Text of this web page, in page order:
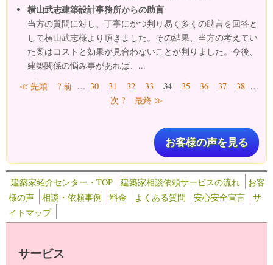
横山武志建築設計事務所からの助言
当方の質問に対し、丁寧にかつ判り易く多くの助言を回答と
して横山武志様より頂きました。その結果、当方の考えてい
た案はコストと効果が見合わないことが判りました。今後、
建築関係の悩み事があれば、...
ページ
≪ 先頭 ? 前 … 30 31 32 33 34 35 36 37 38 …
次 ?
最終 ≫
お客様の声を見る
建築家紹介センター・TOP 建築家相談依頼サービスの流れ
お客
様の声
相談・依頼事例 料金 よくある質問 安心安全宣言
サ
イトマップ
サービス